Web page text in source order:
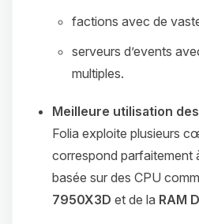
factions avec de
serveurs d’events
multiples.
Meilleure utilisation
Folia exploite plusieurs
correspond parfaitement
basée sur des CPU
7950X3D et de la RAM